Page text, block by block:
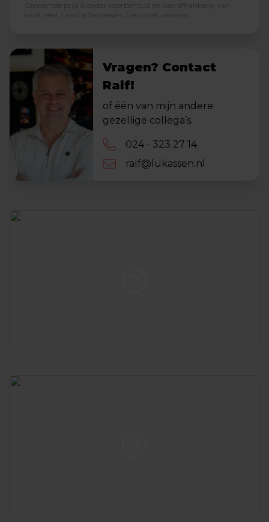
Genoemde prijs is onder voorbehoud en kan afhankelijk van
soort feest / aantal bezoekers / techniek variëren.
Vragen? Contact
Ralf!
of één van mijn andere
gezellige collega’s.
024 - 323 27 14
ralf@lukassen.nl